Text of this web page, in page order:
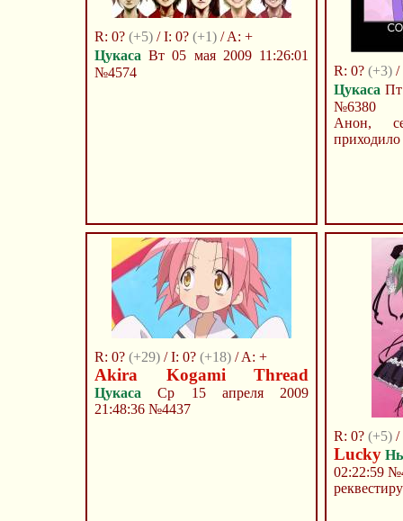
R: 0? (+5) / I: 0? (+1) / A: +
Цукаса Вт 05 мая 2009 11:26:01
№4574
R: 0? (+3) /
Цукаса Пт
№6380
Анон,
приходило
R: 0? (+29) / I: 0? (+18) / A: +
Akira Kogami Thread
Цукаса Ср 15 апреля 2009
21:48:36 №4437
R: 0? (+5) /
Lucky
02:22:59